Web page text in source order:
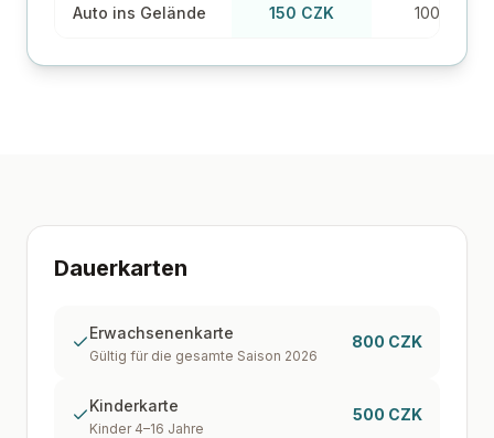
Auto ins Gelände 150 CZK 100 CZK
Dauerkarten
Erwachsenenkarte
Gültig für die gesamte Saison 2026
800 CZK
Kinderkarte
Kinder 4–16 Jahre
500 CZK